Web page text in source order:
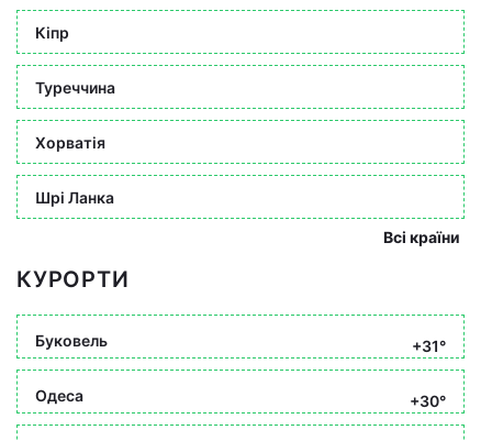
Кіпр
Туреччина
Хорватія
Шрі Ланка
Всі країни
КУРОРТИ
Буковель +31°
Одеса +30°